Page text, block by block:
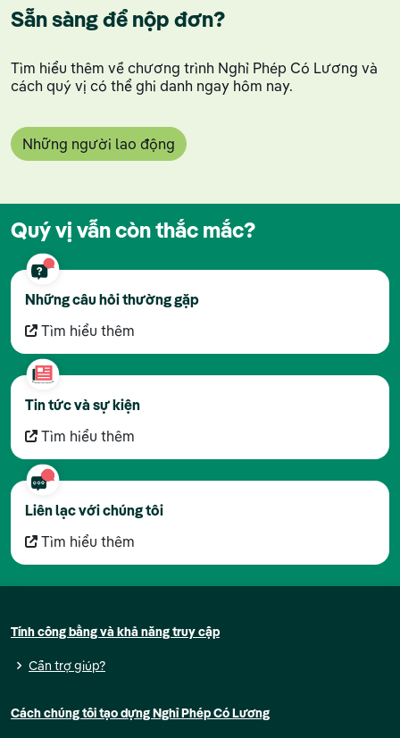
Sẵn sàng để nộp đơn?
Tìm hiểu thêm về chương trình Nghỉ Phép Có Lương và
cách quý vị có thể ghi danh ngay hôm nay.
Những người lao động
Quý vị vẫn còn thắc mắc?
Những câu hỏi thường gặp
Tìm hiểu thêm
Tin tức và sự kiện
Tìm hiểu thêm
Liên lạc với chúng tôi
Tìm hiểu thêm
Cách chúng tôi tạo dựng Nghỉ Phép Có Lương
Tính công bằng và khả năng truy cập
Cần trợ giúp?